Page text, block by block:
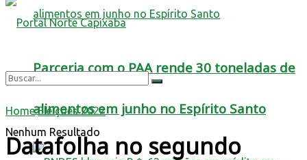
Parceria com o PAA rende 30 toneladas de
alimentos em junho no Espírito Santo
Nenhum Resultado
Home Eleições 2022
Datafolha no segundo